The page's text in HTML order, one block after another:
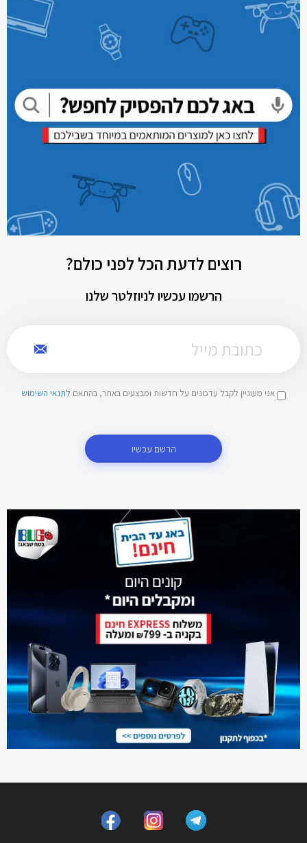
רוצים לדעת הכל לפני כולם?
הרשמו עכשיו לניוזלטר שלנו
אני מעוניין לקבל עדכונים על חדשות ומבצעים באתר, בהתאם לתנאי השימוש
הרשם עכשיו